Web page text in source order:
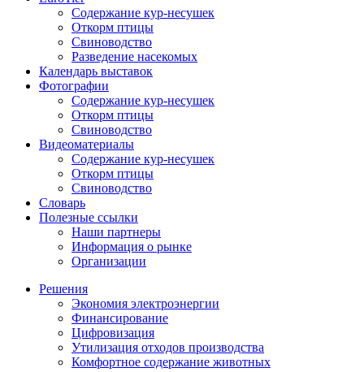
Содержание кур-несушек
Откорм птицы
Свиноводство
Разведение насекомых
Календарь выставок
Фотографии
Содержание кур-несушек
Откорм птицы
Свиноводство
Видеоматериалы
Содержание кур-несушек
Откорм птицы
Свиноводство
Словарь
Полезные ссылки
Наши партнеры
Информация о рынке
Организации
Решения
Экономия электроэнергии
Финансирование
Цифровизация
Утилизация отходов производства
Комфортное содержание животных